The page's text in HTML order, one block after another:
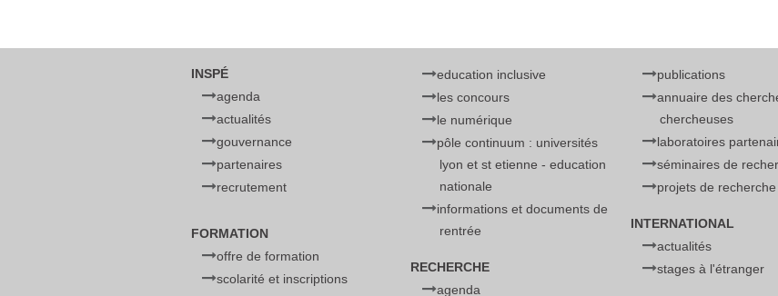
INSPÉ
agenda
actualités
gouvernance
partenaires
recrutement
FORMATION
offre de formation
scolarité et inscriptions
education inclusive
les concours
le numérique
pôle continuum : universités
lyon et st etienne - education
nationale
informations et documents de
rentrée
RECHERCHE
agenda
publications
annuaire des
chercheuses
laboratoires
séminaires de
projets de recherche
INTERNATIONAL
actualités
stages à l'étranger